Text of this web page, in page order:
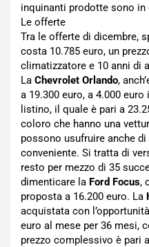
inquinanti prodotte sono
Le offerte
Tra le offerte di dicembre,
costa 10.785 euro, un
climatizzatore e 10 anni di
La Chevrolet Orlando,
a 19.300 euro, a 4.000
listino, il quale è pari a
coloro che hanno una
possono usufruire anche
conveniente. Si tratta di
resto per mezzo di 35
dimenticare la Ford Focus,
proposta a 16.200 euro. La
acquistata con
euro al mese per 36 mesi,
prezzo complessivo è pari